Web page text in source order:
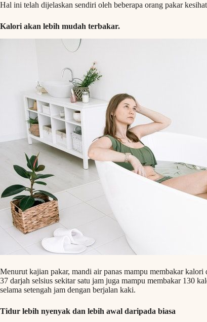
Hal ini telah dijelaskan sendiri oleh beberapa orang pakar
Kalori akan lebih mudah terbakar.
Menurut kajian pakar, mandi air panas mampu membakar
37 darjah selsius sekitar satu jam juga mampu membakar 130
selama setengah jam dengan berjalan kaki.
Tidur lebih nyenyak dan lebih awal daripada biasa